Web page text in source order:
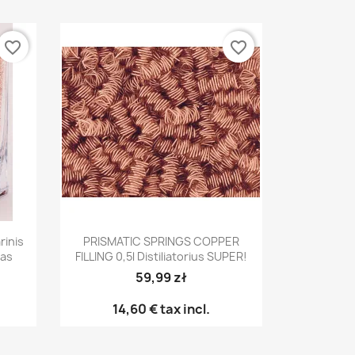
destylatora
rodzaje
favorite_border
Greita peržiūra
PRISMATIC SPRINGS COPPER
FILLING 0,5l Distiliatorius SUPER!
59,99 zł
14,60 €tax incl.
favorite_border